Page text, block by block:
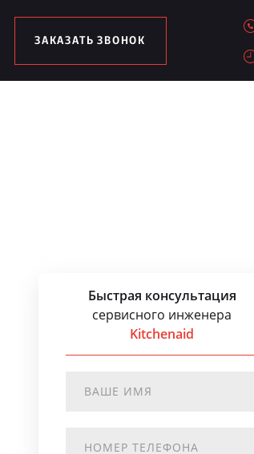
ЗАКАЗАТЬ ЗВОНОК
Быстрая консультация
сервисного инженера
Kitchenaid